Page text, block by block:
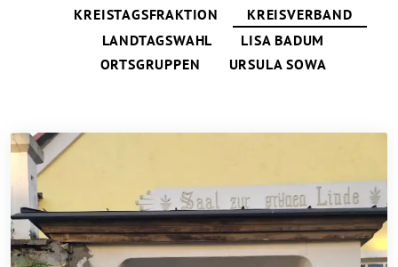
KREISTAGSFRAKTION
KREISVERBAND
LANDTAGSWAHL
LISA BADUM
ORTSGRUPPEN
URSULA SOWA